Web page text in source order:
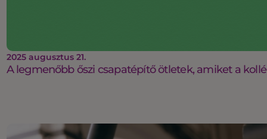
2025 augusztus 21.
A legmenőbb őszi csapatépítő ötletek, amiket a